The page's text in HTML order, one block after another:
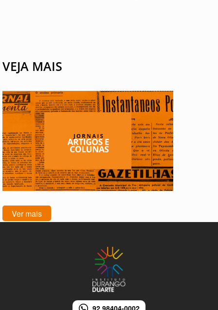
VEJA MAIS
Ver mais
92 98404-0002